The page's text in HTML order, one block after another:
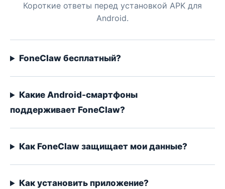
Короткие ответы перед установкой APK для
Android.
FoneClaw бесплатный?
Какие Android-смартфоны
поддерживает FoneClaw?
Как FoneClaw защищает мои данные?
Как установить приложение?